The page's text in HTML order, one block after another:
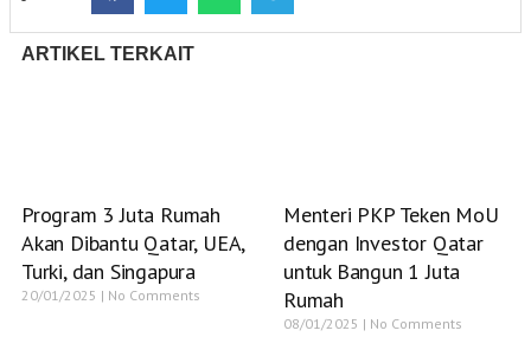
ARTIKEL TERKAIT
Program 3 Juta Rumah
Akan Dibantu Qatar, UEA,
Turki, dan Singapura
20/01/2025 No Comments
Menteri PKP Teken MoU
dengan Investor Qatar
untuk Bangun 1 Juta
Rumah
08/01/2025 No Comments